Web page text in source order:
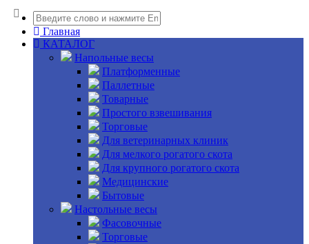
Главная
КАТАЛОГ
Напольные весы
Платформенные
Паллетные
Товарные
Простого взвешивания
Торговые
Для ветеринарных клиник
Для мелкого рогатого скота
Для крупного рогатого скота
Медицинские
Бытовые
Настольные весы
Фасовочные
Торговые